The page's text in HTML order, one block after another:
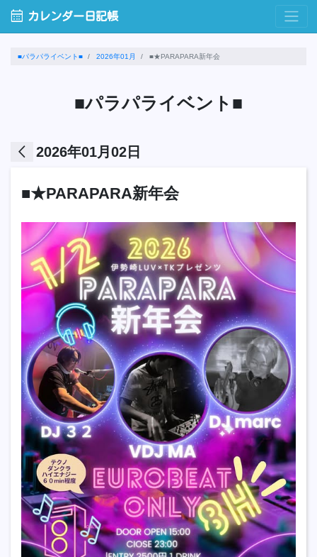
calendar_month カレンダー日記帳
■パラパライベント■ 2026年01月 ■★PARAPARA新年会
■パラパライベント■
arrow_back_ios 2026年01月02日
■★PARAPARA新年会